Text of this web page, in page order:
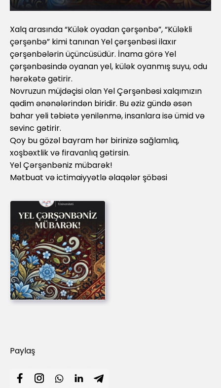
Xalq arasında “Külək oyadan çərşənbə”, “Küləkli
çərşənbə” kimi tanınan Yel çərşənbəsi ilaxır
çərşənbələrin üçüncüsüdür. İnama görə Yel
çərşənbəsində oyanan yel, külək oyanmış suyu, odu
hərəkətə gətirir.
Novruzun müjdəçisi olan Yel Çərşənbəsi xalqımızın
qədim ənənələrindən biridir. Bu əziz gündə əsən
bahar yeli təbiətə yenilənmə, insanlara isə ümid və
sevinc gətirir.
Qoy bu gözəl bayram hər birinizə sağlamlıq,
xoşbəxtlik və firavanlıq gətirsin.
Yel Çərşənbəniz mübarək!
Mətbuat və ictimaiyyətlə əlaqələr şöbəsi
Paylaş